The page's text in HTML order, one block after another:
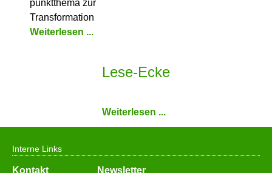
punkt­thema zur
Transformation
Weiterlesen ...
Lese-Ecke
Weiterlesen ...
Interne Links
Navigation
Kontakt
Newsletter